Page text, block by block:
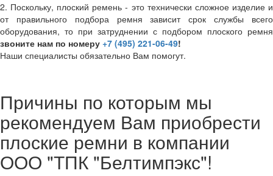
2. Поскольку, плоский ремень - это технически сложное изделие и
от правильного подбора ремня зависит срок службы всего
оборудования, то при затруднении с подбором плоского ремня
звоните нам по номеру +7 (495) 221-06-49!
Наши специалисты обязательно Вам помогут.
Причины по которым мы
рекомендуем Вам приобрести
плоские ремни в компании
ООО "ТПК "Белтимпэкс"!